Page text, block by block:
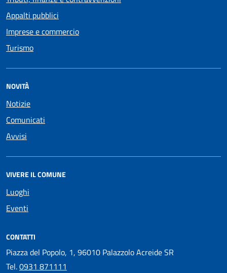
Appalti pubblici
Imprese e commercio
Turismo
NOVITÀ
Notizie
Comunicati
Avvisi
VIVERE IL COMUNE
Luoghi
Eventi
CONTATTI
Piazza del Popolo, 1, 96010 Palazzolo Acreide SR
Tel.0931 871111